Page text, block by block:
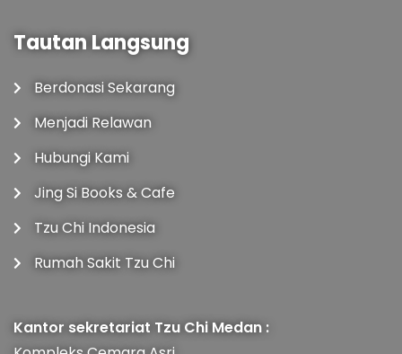
Tautan Langsung
Berdonasi Sekarang
Menjadi Relawan
Hubungi Kami
Jing Si Books & Cafe
Tzu Chi Indonesia
Rumah Sakit Tzu Chi
Kantor sekretariat Tzu Chi Medan :